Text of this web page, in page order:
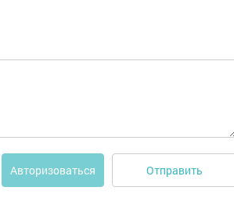
Авторизоваться Отправить